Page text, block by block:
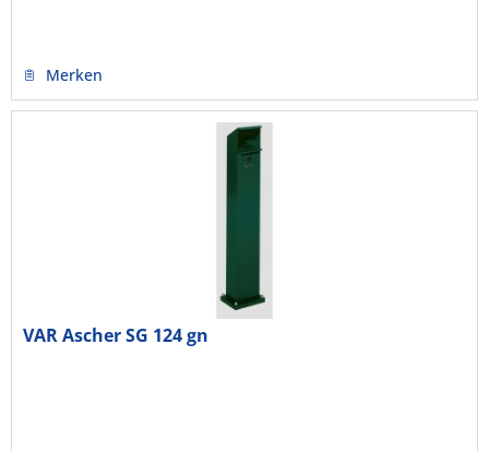
Merken
VAR Ascher SG 124 gn